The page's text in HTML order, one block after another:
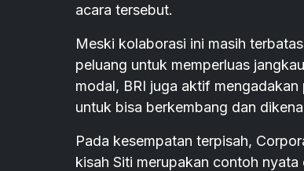
acara tersebut.
Meski kolaborasi ini masih
peluang untuk memperluas
modal, BRI juga aktif
untuk bisa berkembang dan
Pada kesempatan terpisah,
kisah Siti merupakan contoh